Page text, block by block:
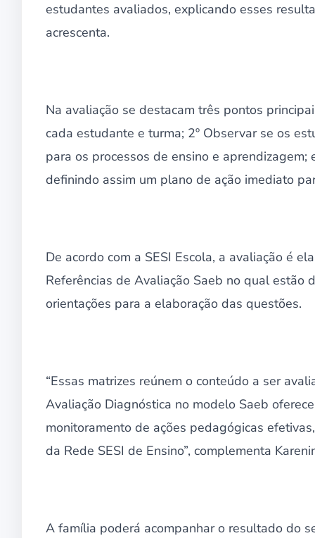
estudantes avaliados, explicando esses
acrescenta.
Na avaliação se destacam três pontos
cada estudante e turma; 2º Observar se os
para os processos de ensino e
definindo assim um plano de ação imediato
De acordo com a SESI Escola, a avaliação é
Referências de Avaliação Saeb no qual estão
orientações para a elaboração das questões.
“Essas matrizes reúnem o conteúdo a ser
Avaliação Diagnóstica no modelo Saeb
monitoramento de ações pedagógicas
da Rede SESI de Ensino”, complementa
A família poderá acompanhar o resultado do